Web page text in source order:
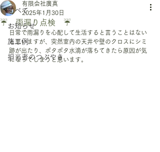
すべて
お知らせ
施工例
担当者のつぶやき
☔ 雨漏り点検 ☔
有限会社廣真
2025年1月30日
日常で雨漏りを心配して生活すると言うことはない
と思いますが、突然室内の天井や壁のクロスにシミ
跡が出たり、ポタポタ水滴が落ちてきたら原因が気
になってしまうと思います。